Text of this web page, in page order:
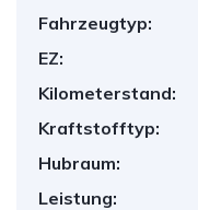
Fahrzeugtyp:
EZ:
Kilometerstand:
Kraftstofftyp:
Hubraum:
Leistung: